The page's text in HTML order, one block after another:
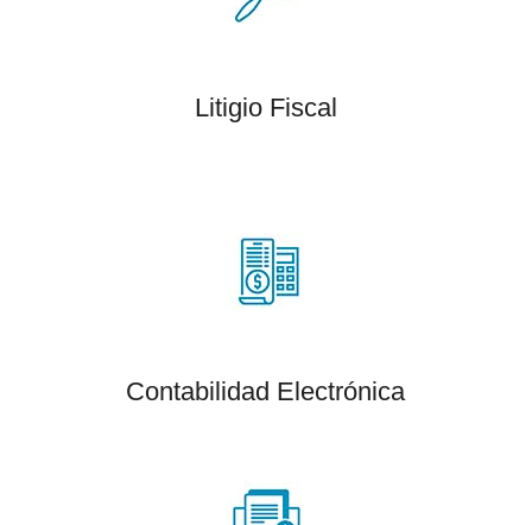
Litigio Fiscal
Contabilidad Electrónica